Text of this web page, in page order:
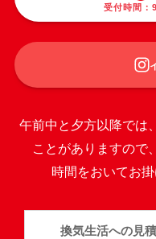
受付時間：
午前中と夕方以降では
ことがありますので
時間をおいてお
換気生活への見